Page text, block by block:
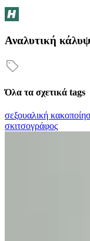
Αναλυτική
Όλα τα σχετικά tags
σεξουαλική
σκιτσογράφος